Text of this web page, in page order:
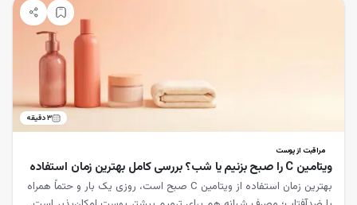
۳دقیقه
مراقبت از پوست
ویتامین C را صبح بزنیم یا شب؟ بررسی کامل بهترین زمان استفاده
بهترین زمان استفاده از ویتامین C صبح است، روزی یک بار و حتماً همراه